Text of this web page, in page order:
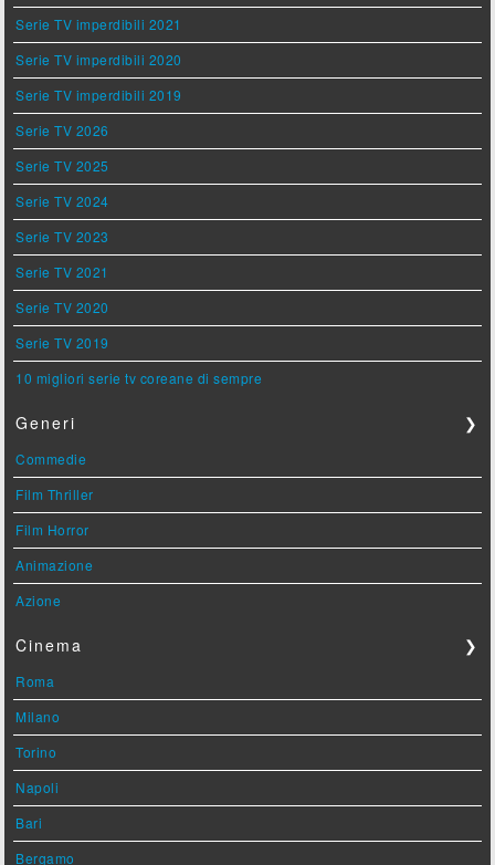
Serie TV imperdibili 2021
Serie TV imperdibili 2020
Serie TV imperdibili 2019
Serie TV 2026
Serie TV 2025
Serie TV 2024
Serie TV 2023
Serie TV 2021
Serie TV 2020
Serie TV 2019
10 migliori serie tv coreane di sempre
Generi ❯
Commedie
Film Thriller
Film Horror
Animazione
Azione
Cinema ❯
Roma
Milano
Torino
Napoli
Bari
Bergamo